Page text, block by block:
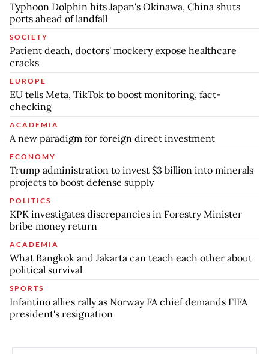
Typhoon Dolphin hits Japan's Okinawa, China shuts
ports ahead of landfall
SOCIETY
Patient death, doctors' mockery expose healthcare
cracks
EUROPE
EU tells Meta, TikTok to boost monitoring, fact-
checking
ACADEMIA
A new paradigm for foreign direct investment
ECONOMY
Trump administration to invest $3 billion into minerals
projects to boost defense supply
POLITICS
KPK investigates discrepancies in Forestry Minister
bribe money return
ACADEMIA
What Bangkok and Jakarta can teach each other about
political survival
SPORTS
Infantino allies rally as Norway FA chief demands FIFA
president's resignation